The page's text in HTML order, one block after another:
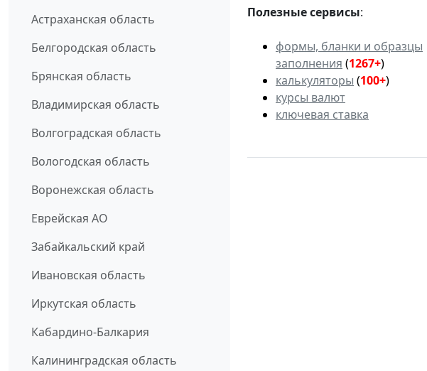
Астраханская область
Белгородская область
Брянская область
Владимирская область
Волгоградская область
Вологодская область
Воронежская область
Еврейская АО
Забайкальский край
Ивановская область
Иркутская область
Кабардино-Балкария
Калининградская область
Полезные сервисы:
формы, бланки и образцы
заполнения (1267+)
калькуляторы (100+)
курсы валют
ключевая ставка